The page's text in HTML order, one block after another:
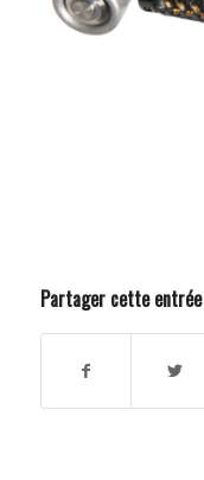
Partager cette entrée